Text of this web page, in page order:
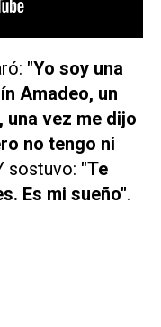
"Yo soy una
Amadeo, un
una vez me dijo
no tengo ni
sostuvo: "Te
Es mi sueño".